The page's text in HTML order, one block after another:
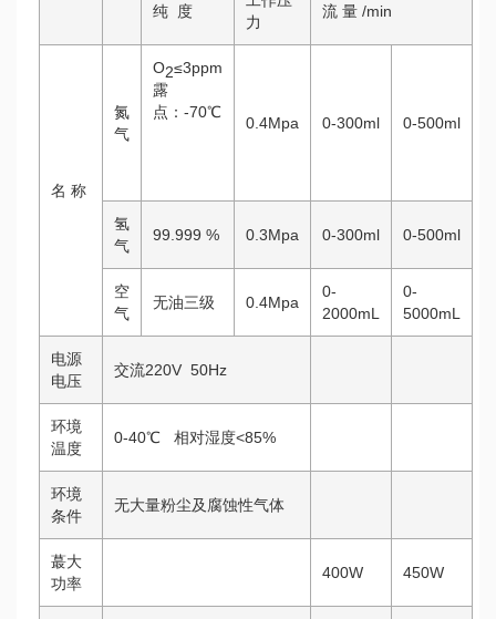
纯 度
力
流 量 /min
名 称
氮
气
O2≤3ppm
露
点：-70℃
0.4Mpa 0-300ml 0-500ml
氢
气
99.999 % 0.3Mpa 0-300ml 0-500ml
空
气
无油三级 0.4Mpa
0-
2000mL
0-
5000mL
电源
电压
交流220V 50Hz
环境
温度
0-40℃ 相对湿度<85%
环境
条件
无大量粉尘及腐蚀性气体
蕞大
功率
400W 450W